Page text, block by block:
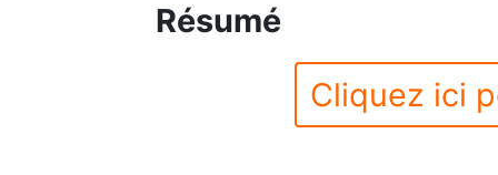
Résumé
Cliquez ici